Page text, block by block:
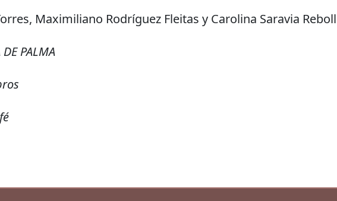
Maximiliano Rodríguez Fleitas y Carolina Saravia
PALMA